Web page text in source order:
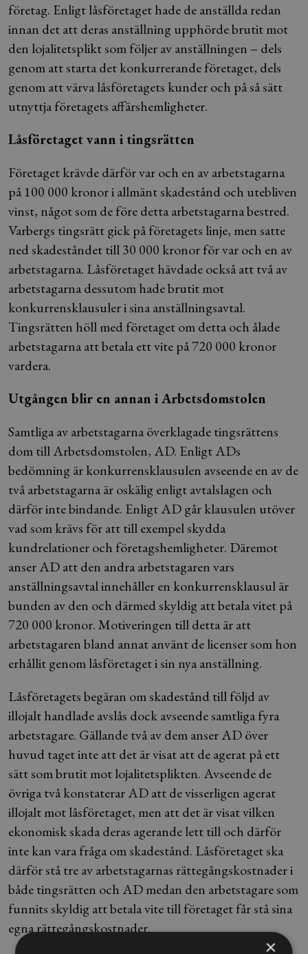
företag. Enligt låsföretaget hade de anställda redan
innan det att deras anställning upphörde brutit mot
den lojalitetsplikt som följer av anställningen – dels
genom att starta det konkurrerande företaget, dels
genom att värva låsföretagets kunder och på så sätt
utnyttja företagets affärshemligheter.
Låsföretaget vann i tingsrätten
Företaget krävde därför var och en av arbetstagarna
på 100 000 kronor i allmänt skadestånd och utebliven
vinst, något som de före detta arbetstagarna bestred.
Varbergs tingsrätt gick på företagets linje, men satte
ned skadeståndet till 30 000 kronor för var och en av
arbetstagarna. Låsföretaget hävdade också att två av
arbetstagarna dessutom hade brutit mot
konkurrensklausuler i sina anställningsavtal.
Tingsrätten höll med företaget om detta och ålade
arbetstagarna att betala ett vite på 720 000 kronor
vardera.
Utgången blir en annan i Arbetsdomstolen
Samtliga av arbetstagarna överklagade tingsrättens
dom till Arbetsdomstolen, AD. Enligt ADs
bedömning är konkurrensklausulen avseende en av de
två arbetstagarna är oskälig enligt avtalslagen och
därför inte bindande. Enligt AD går klausulen utöver
vad som krävs för att till exempel skydda
kundrelationer och företagshemligheter. Däremot
anser AD att den andra arbetstagaren vars
anställningsavtal innehåller en konkurrensklausul är
bunden av den och därmed skyldig att betala vitet på
720 000 kronor. Motiveringen till detta är att
arbetstagaren bland annat använt de licenser som hon
erhållit genom låsföretaget i sin nya anställning.
Låsföretagets begäran om skadestånd till följd av
illojalt handlade avslås dock avseende samtliga fyra
arbetstagare. Gällande två av dem anser AD över
huvud taget inte att det är visat att de agerat på ett
sätt som brutit mot lojalitetsplikten. Avseende de
övriga två konstaterar AD att de visserligen agerat
illojalt mot låsföretaget, men att det är visat vilken
ekonomisk skada deras agerande lett till och därför
inte kan vara fråga om skadestånd. Låsföretaget ska
därför stå tre av arbetstagarnas rättegångskostnader i
både tingsrätten och AD medan den arbetstagare som
funnits skyldig att betala vite till företaget får stå sina
egna rättegångskostnader.
×